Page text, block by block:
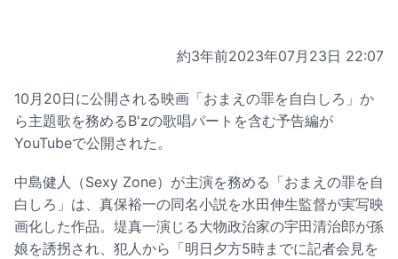
約3年前2023年07月23日 22:07
10月20日に公開される映画「おまえの罪を自白しろ」か
ら主題歌を務めるB'zの歌唱パートを含む予告編が
YouTubeで公開された。
中島健人（Sexy Zone）が主演を務める「おまえの罪を自
白しろ」は、真保裕一の同名小説を水田伸生監督が実写映
画化した作品。堤真一演じる大物政治家の宇田清治郎が孫
娘を誘拐され、犯人から「明日夕方5時までに記者会見を